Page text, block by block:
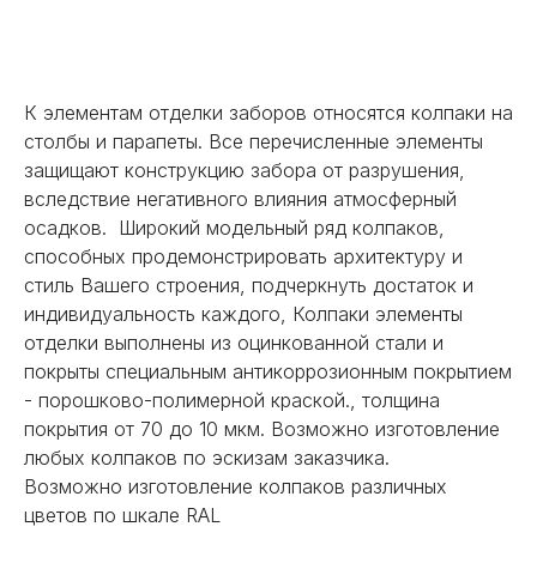
К элементам отделки заборов относятся колпаки на
столбы и парапеты. Все перечисленные элементы
защищают конструкцию забора от разрушения,
вследствие негативного влияния атмосферный
осадков. Широкий модельный ряд колпаков,
способных продемонстрировать архитектуру и
стиль Вашего строения, подчеркнуть достаток и
индивидуальность каждого, Колпаки элементы
отделки выполнены из оцинкованной стали и
покрыты специальным антикоррозионным покрытием
- порошково-полимерной краской., толщина
покрытия от 70 до 10 мкм. Возможно изготовление
любых колпаков по эскизам заказчика.
Возможно изготовление колпаков различных
цветов по шкале RAL
НЕ НАШЛИ НУЖНОЕ
ИЛИ НУЖНА ПОМОЩЬ
С ВЫБОРОМ?
все вопросы. Свяжитесь по
телефону или заполните форму для